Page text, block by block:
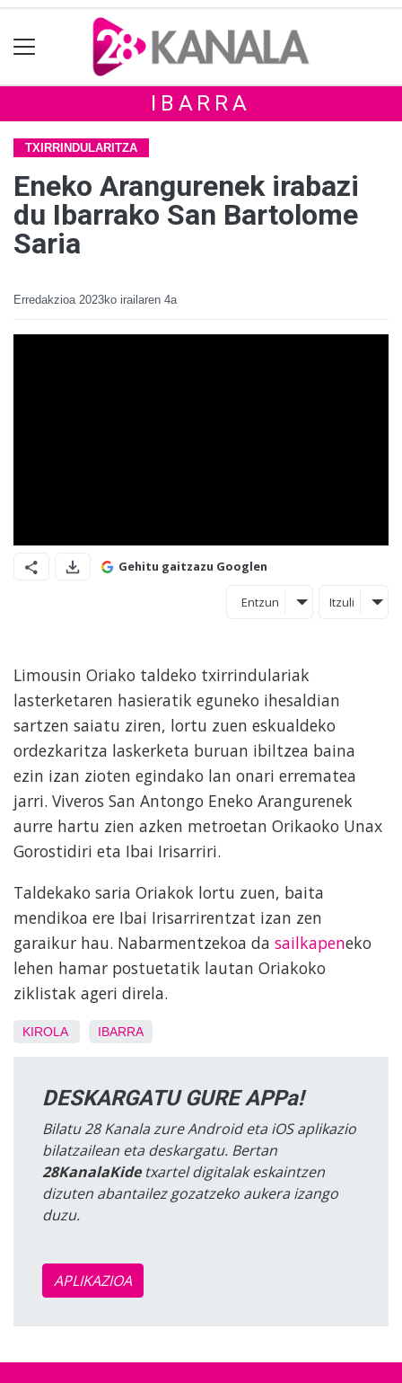
IBARRA
TXIRRINDULARITZA
Eneko Arangurenek irabazi
du Ibarrako San Bartolome
Saria
Erredakzioa 2023ko irailaren 4a
Gehitu gaitzazu Googlen
Entzun Itzuli
Limousin Oriako taldeko txirrindulariak
lasterketaren hasieratik eguneko ihesaldian
sartzen saiatu ziren, lortu zuen eskualdeko
ordezkaritza laskerketa buruan ibiltzea baina
ezin izan zioten egindako lan onari errematea
jarri. Viveros San Antongo Eneko Arangurenek
aurre hartu zien azken metroetan Orikaoko Unax
Gorostidiri eta Ibai Irisarriri.
Taldekako saria Oriakok lortu zuen, baita
mendikoa ere Ibai Irisarrirentzat izan zen
garaikur hau. Nabarmentzekoa da sailkapeneko
lehen hamar postuetatik lautan Oriakoko
ziklistak ageri direla.
KIROLA IBARRA
DESKARGATU GURE APPa!
Bilatu 28 Kanala zure Android eta iOS aplikazio
bilatzailean eta deskargatu. Bertan
28KanalaKidetxartel digitalak eskaintzen
dizuten abantailez gozatzeko aukera izango
duzu.
APLIKAZIOA